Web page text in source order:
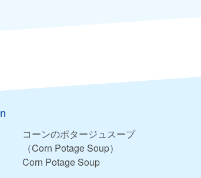
コーンのポタージュスープ
（Corn Potage Soup）
Corn Potage Soup